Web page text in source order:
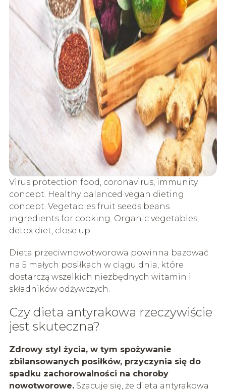
Virus protection food, coronavirus, immunity
concept. Healthy balanced vegan dieting
concept. Vegetables fruit seeds beans
ingredients for cooking. Organic vegetables,
detox diet, close up.
Dieta przeciwnowotworowa powinna bazować
na 5 małych posiłkach w ciągu dnia, które
dostarczą wszelkich niezbędnych witamin i
składników odżywczych.
Czy dieta antyrakowa rzeczywiście
jest skuteczna?
Zdrowy styl życia, w tym spożywanie
zbilansowanych posiłków, przyczynia się do
spadku zachorowalności na choroby
nowotworowe.Szacuje się, że dieta antyrakowa